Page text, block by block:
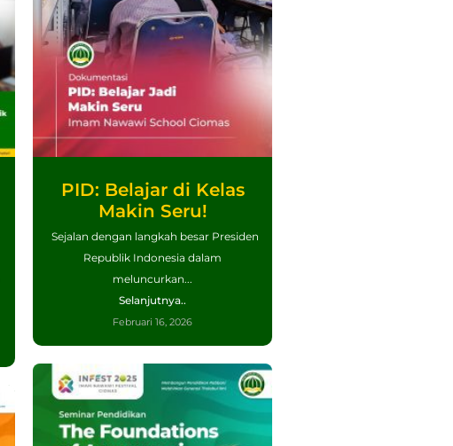
PID: Belajar di Kelas
Makin Seru!
Sejalan dengan langkah besar Presiden
Republik Indonesia dalam
meluncurkan...
Selanjutnya..
Februari 16, 2026